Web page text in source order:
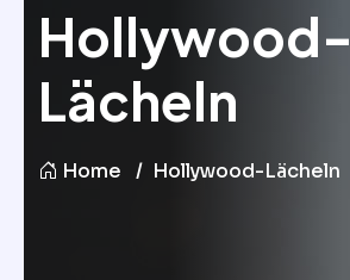
Hollywood-
Lächeln
Home Hollywood-Lächeln